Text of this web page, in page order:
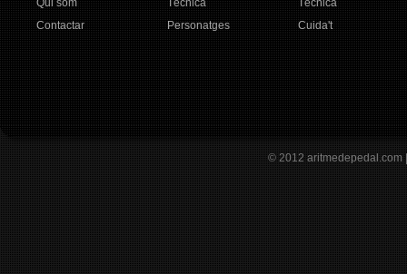
Qui som
Contactar
Tècnica
Personatges
Tècnica
Cuida't
© 2012aritmedepedal.com